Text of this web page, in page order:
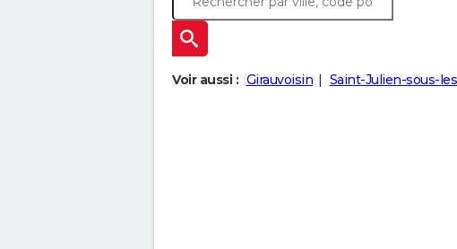
Voir aussi : Girauvoisin Saint-Julien-sous-